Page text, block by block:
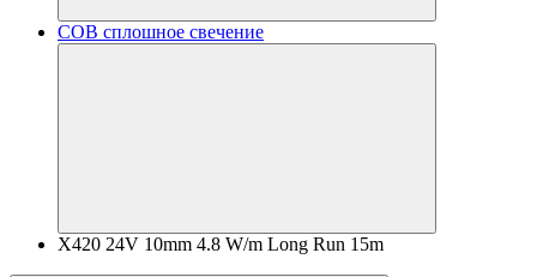
COB сплошное свечение
X420 24V 10mm 4.8 W/m Long Run 15m